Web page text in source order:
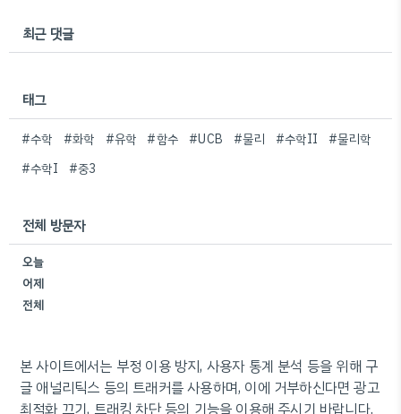
최근 댓글
태그
#수학 #화학 #유학 #함수 #UCB #물리 #수학II
#물리학
#수학I
#중3
전체 방문자
오늘
어제
전체
본 사이트에서는 부정 이용 방지, 사용자 통계 분석 등을 위해 구
글 애널리틱스 등의 트래커를 사용하며, 이에 거부하신다면 광고
최적화 끄기, 트래킹 차단 등의 기능을 이용해 주시기 바랍니다.